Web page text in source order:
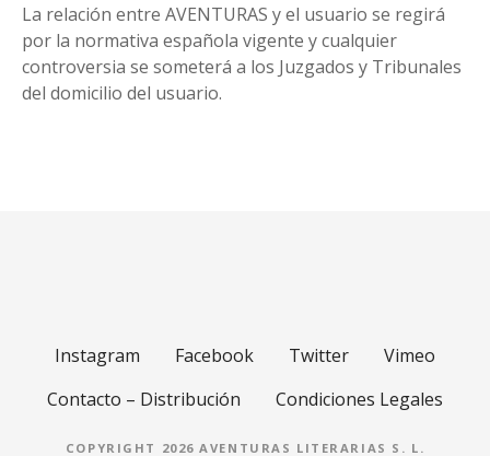
La relación entre AVENTURAS y el usuario se regirá
por la normativa española vigente y cualquier
controversia se someterá a los Juzgados y Tribunales
del domicilio del usuario.
Instagram Facebook Twitter
Vimeo
Contacto – Distribución
Condiciones Legales
COPYRIGHT 2026 AVENTURAS LITERARIAS S. L.